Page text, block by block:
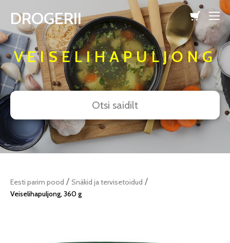
lisati ostukorvi. Vaata ostukorvi
DROGERII
VEISELIHAPULJONG
Eesti parim pood / Snäkid ja tervisetoidud /
Veiselihapuljong, 360 g